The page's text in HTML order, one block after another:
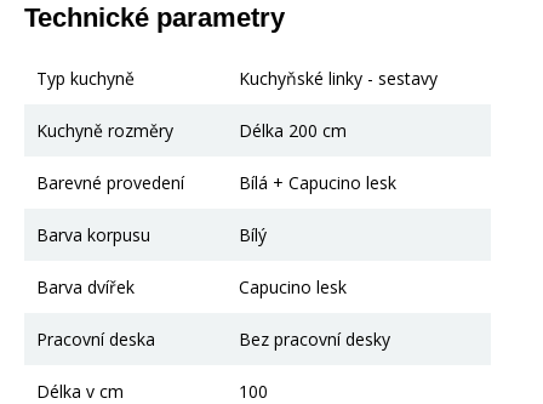
Technické parametry
Typ kuchyně Kuchyňské linky - sestavy
Kuchyně rozměry Délka 200 cm
Barevné provedení Bílá + Capucino lesk
Barva korpusu Bílý
Barva dvířek Capucino lesk
Pracovní deska Bez pracovní desky
Délka v cm 100